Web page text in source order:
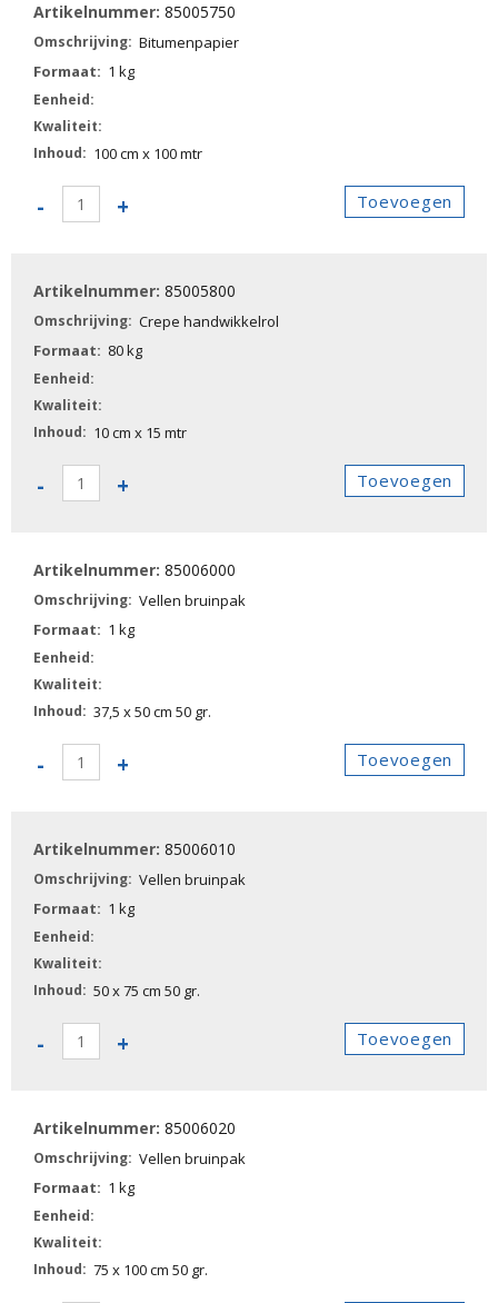
85005750
Bitumenpapier
1 kg
100 cm x 100 mtr
-
85005750
+ Toevoegen
85005800
Crepe handwikkelrol
80 kg
10 cm x 15 mtr
-
85005800
aantal
+ Toevoegen
85006000
Vellen bruinpak
1 kg
37,5 x 50 cm 50 gr.
-
85006000
aantal
+ Toevoegen
85006010
Vellen bruinpak
1 kg
50 x 75 cm 50 gr.
-
85006010
aantal
+ Toevoegen
85006020
Vellen bruinpak
1 kg
75 x 100 cm 50 gr.